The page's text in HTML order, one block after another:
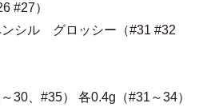
#27）
グロッシー（#31 #32
30、#35） 各0.4g（#31～34）